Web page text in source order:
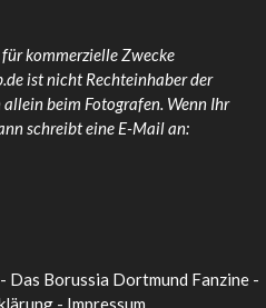
kommerzielle Zwecke
ist nicht Rechteinhaber der
beim Fotografen. Wenn Ihr
schreibt eine E-Mail an:
Borussia Dortmund Fanzine -
- Impressum